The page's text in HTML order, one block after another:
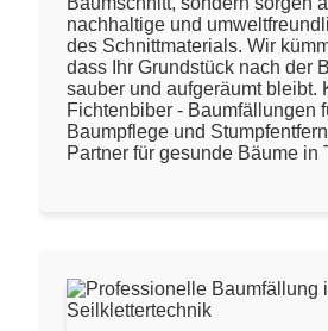
nachhaltige und
des Schnittmaterials. Wir
dass Ihr Grundstück nach der
sauber und aufgeräumt bleibt.
Fichtenbiber - Baumfällungen
Baumpflege und
Partner für gesunde Bäume in